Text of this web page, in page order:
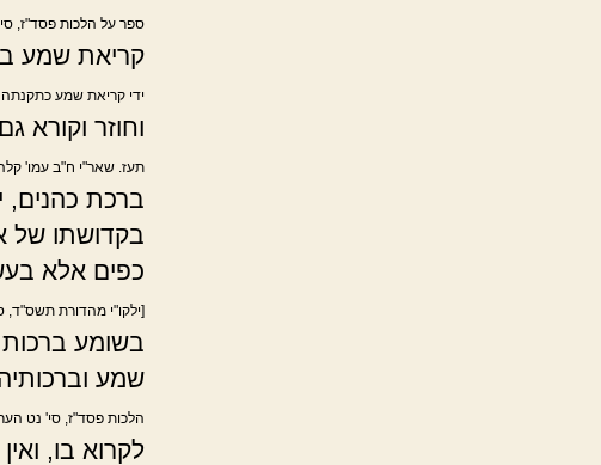
ספר על הלכות פסד"ז,
קריאת שמע
ידי קריאת שמע
וחוזר וקורא
תעז. שאר"י ח"ב עמו'
ברכת כהנים,
בקדושתו של
כפים אלא
[ילקו"י מהדורת תשס"ד,
בשומע
שמע
הלכות פסד"ז, סי' נט
לקרוא בו,